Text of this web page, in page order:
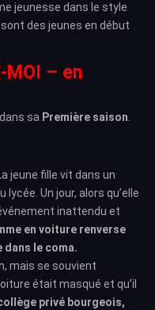
jeunesse dans le style
des jeunes en début
MOI – en
sa Première saison
La jeune fille vit dans un
Un jour, alors qu’elle
inattendu et
en voiture renverse
dans le coma.
mais se souvient
était masqué et qu’il
privé bourgeois,